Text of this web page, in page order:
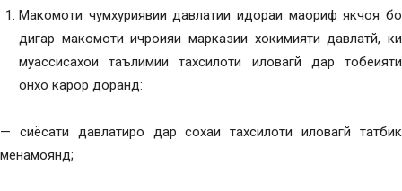
Макомоти чумхуриявии давлатии идораи маориф якчоя бо
дигар макомоти ичроияи марказии хокимияти давлатй, ки
муассисахои таълимии тахсилоти иловагй дар тобеияти
онхо карор доранд:
— сиёсати давлатиро дар сохаи тахсилоти иловагй татбик
менамоянд;